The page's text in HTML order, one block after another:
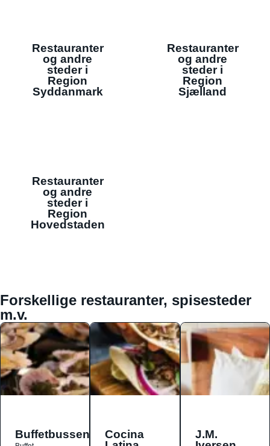
Restauranter
og andre
steder i
Region
Syddanmark
Restauranter
og andre
steder i
Region
Sjælland
Restauranter
og andre
steder i
Region
Hovedstaden
Forskellige restauranter, spisesteder
m.v.
Buffetbussen
Cocina
J.M.